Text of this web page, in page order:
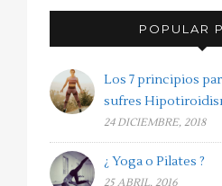
POPULAR
Los 7 principios
sufres
24 DICIEMBRE, 2018
¿ Yoga o Pilates ?
25 ABRIL, 2016